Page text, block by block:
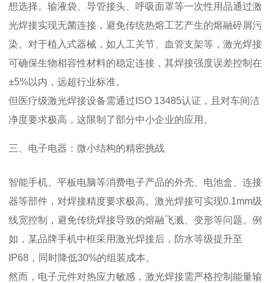
想选择。输液袋、导管接头、呼吸面罩等一次性用品通过激
光焊接实现无菌连接，避免传统热熔工艺产生的熔融碎屑污
染。对于植入式器械，如人工关节、血管支架等，激光焊接
可确保生物相容性材料的稳定连接，其焊接强度误差控制在
±5%以内，远超行业标准。
但医疗级激光焊接设备需通过ISO 13485认证，且对车间洁
净度要求极高，这限制了部分中小企业的应用。
三、电子电器：微小结构的精密挑战
智能手机、平板电脑等消费电子产品的外壳、电池盒、连接
器等部件，对焊接精度要求极高。激光焊接可实现0.1mm级
线宽控制，避免传统焊接导致的熔融飞溅、变形等问题。例
如，某品牌手机中框采用激光焊接后，防水等级提升至
IP68，同时降低30%的组装成本。
然而，电子元件对热应力敏感，激光焊接需严格控制能量输